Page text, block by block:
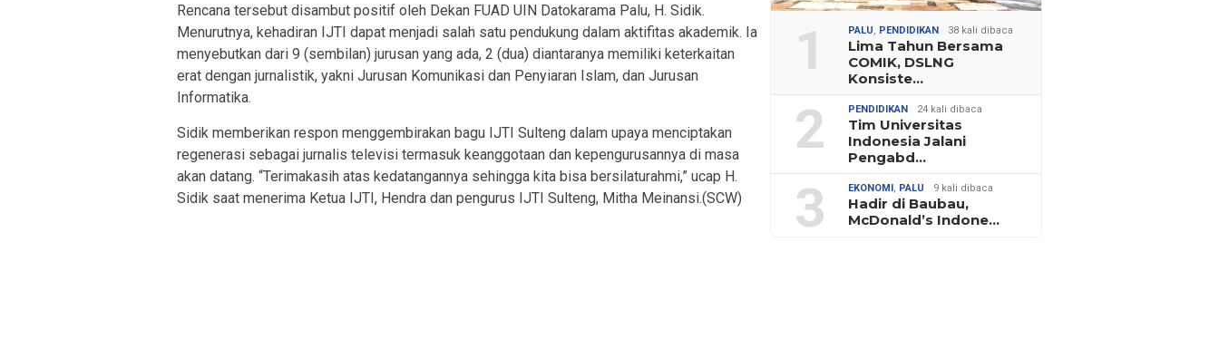
Rencana tersebut disambut positif oleh Dekan FUAD UIN Datokarama Palu, H. Sidik.
Menurutnya, kehadiran IJTI dapat menjadi salah satu pendukung dalam aktifitas akademik. Ia
menyebutkan dari 9 (sembilan) jurusan yang ada, 2 (dua) diantaranya memiliki keterkaitan
erat dengan jurnalistik, yakni Jurusan Komunikasi dan Penyiaran Islam, dan Jurusan
Informatika.
Sidik memberikan respon menggembirakan bagu IJTI Sulteng dalam upaya menciptakan
regenerasi sebagai jurnalis televisi termasuk keanggotaan dan kepengurusannya di masa
akan datang. “Terimakasih atas kedatangannya sehingga kita bisa bersilaturahmi,” ucap H.
Sidik saat menerima Ketua IJTI, Hendra dan pengurus IJTI Sulteng, Mitha Meinansi.(SCW)
1 PALU, PENDIDIKAN 38 kali dibaca
Lima Tahun Bersama
COMIK, DSLNG
Konsiste…
2 PENDIDIKAN 24 kali dibaca
Tim Universitas
Indonesia Jalani
Pengabd…
3 EKONOMI , PALU 9 kali dibaca
Hadir di Baubau,
McDonald’s Indone…